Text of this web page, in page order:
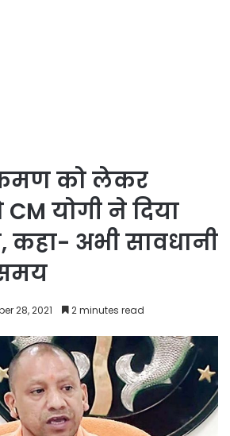
को लेकर
योगी ने दिया
कहा- अभी सावधानी
28, 2021 2 minutes read